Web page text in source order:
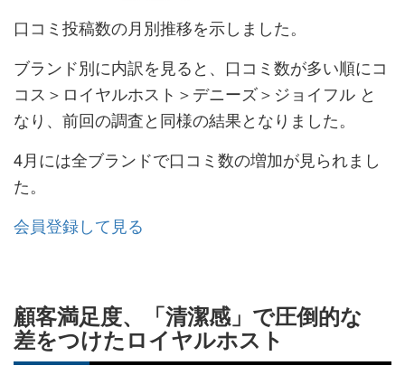
口コミ投稿数の月別推移を示しました。
ブランド別に内訳を見ると、口コミ数が多い順にコ
コス＞ロイヤルホスト＞デニーズ＞ジョイフル と
なり、前回の調査と同様の結果となりました。
4月には全ブランドで口コミ数の増加が見られまし
た。
会員登録して見る
顧客満足度、「清潔感」で圧倒的な
差をつけたロイヤルホスト